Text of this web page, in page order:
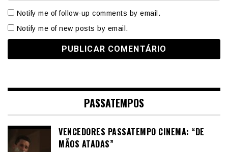
Notify me of follow-up comments by email.
Notify me of new posts by email.
PASSATEMPOS
VENCEDORES PASSATEMPO CINEMA: “DE
MÃOS ATADAS”